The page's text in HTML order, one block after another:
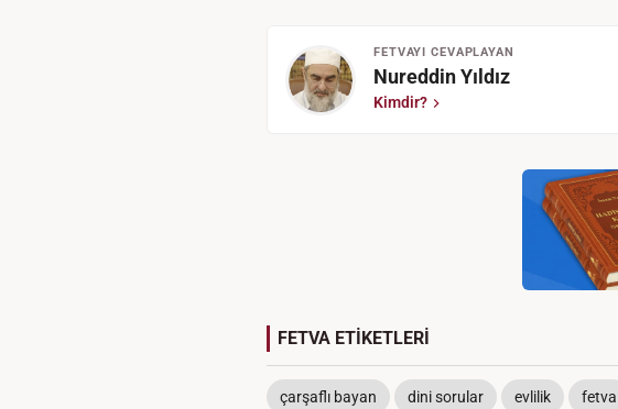
FETVAYI CEVAPLAYAN
Nureddin Yıldız
Kimdir?
FETVA ETİKETLERİ
çarşaflı bayan dini sorular evlilik fetva